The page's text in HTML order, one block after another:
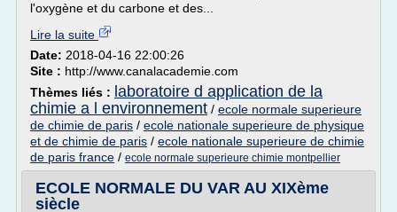
l'oxygène et du carbone et des...
Lire la suite
Date: 2018-04-16 22:00:26
Site : http://www.canalacademie.com
Thèmes liés : laboratoire d application de la
chimie a l environnement / ecole normale superieure
de chimie de paris / ecole nationale superieure de physique
et de chimie de paris / ecole nationale superieure de chimie
de paris france / ecole normale superieure chimie montpellier
ECOLE NORMALE DU VAR AU XIXème
siècle